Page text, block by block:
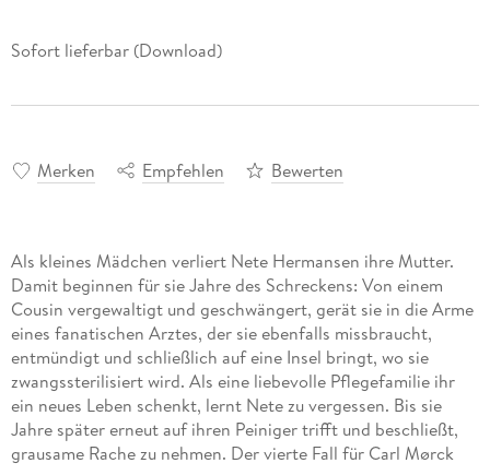
Sofort lieferbar (Download)
Merken Empfehlen Bewerten
Als kleines Mädchen verliert Nete Hermansen ihre Mutter.
Damit beginnen für sie Jahre des Schreckens: Von einem
Cousin vergewaltigt und geschwängert, gerät sie in die Arme
eines fanatischen Arztes, der sie ebenfalls missbraucht,
entmündigt und schließlich auf eine Insel bringt, wo sie
zwangssterilisiert wird. Als eine liebevolle Pflegefamilie ihr
ein neues Leben schenkt, lernt Nete zu vergessen. Bis sie
Jahre später erneut auf ihren Peiniger trifft und beschließt,
grausame Rache zu nehmen. Der vierte Fall für Carl Mørck